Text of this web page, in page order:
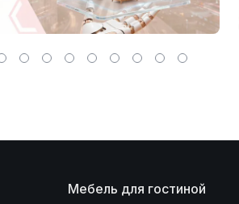
Мебель для гостиной